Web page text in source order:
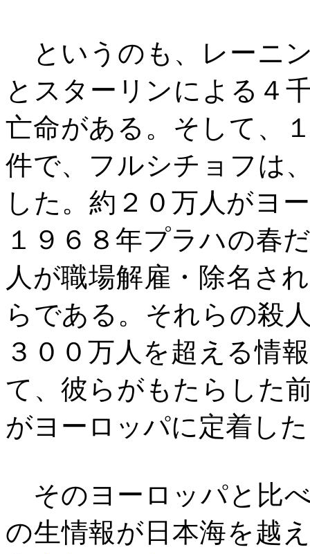
というのも、レーニ
とスターリンによる４
亡命がある。そして、
件で、フルシチョフは
した。約２０万人がヨ
１９６８年プラハの春
人が職場解雇・除名さ
らである。それらの殺
３００万人を超える情
て、彼らがもたらした
がヨーロッパに定着し
そのヨーロッパと比
の生情報が日本海を越